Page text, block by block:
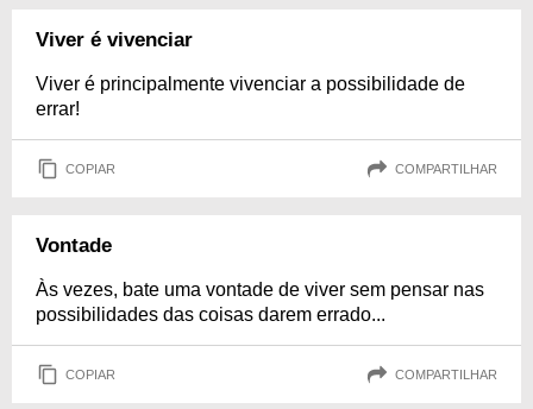
Viver é vivenciar
Viver é principalmente vivenciar a possibilidade de
errar!
COPIAR COMPARTILHAR
Vontade
Às vezes, bate uma vontade de viver sem pensar nas
possibilidades das coisas darem errado...
COPIAR COMPARTILHAR